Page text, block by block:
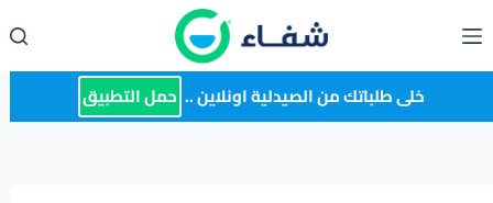
إلى
المحتوى خلى طلباتك من الصيدلية اونلاين .. حمل التطبيق